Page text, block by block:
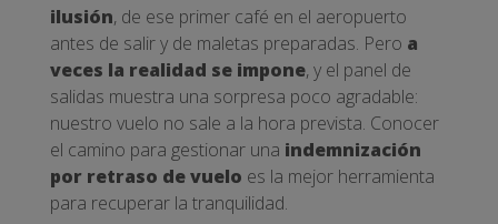
ilusión, de ese primer café en el aeropuerto
antes de salir y de maletas preparadas. Pero a
veces la realidad se impone, y el panel de
salidas muestra una sorpresa poco agradable:
nuestro vuelo no sale a la hora prevista. Conocer
el camino para gestionar una indemnización
por retraso de vuelo es la mejor herramienta
para recuperar la tranquilidad.